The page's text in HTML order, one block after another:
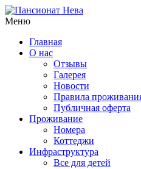
Меню
Главная
О нас
Отзывы
Галерея
Новости
Правила
Публичная оферта
Проживание
Номера
Коттеджи
Инфраструктура
Все для детей